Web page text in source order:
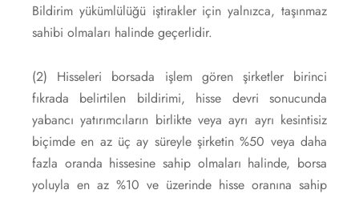
Bildirim yükümlülüğü iştirakler için yalnızca, taşınmaz
sahibi olmaları halinde geçerlidir.
(2) Hisseleri borsada işlem gören şirketler birinci
fıkrada belirtilen bildirimi, hisse devri sonucunda
yabancı yatırımcıların birlikte veya ayrı ayrı kesintisiz
biçimde en az üç ay süreyle şirketin %50 veya daha
fazla oranda hissesine sahip olmaları halinde, borsa
yoluyla en az %10 ve üzerinde hisse oranına sahip